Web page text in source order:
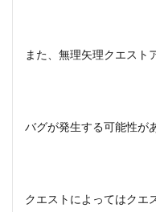
また、無理矢理クエスト
バグが発生する可能性が
クエストによってはクエ